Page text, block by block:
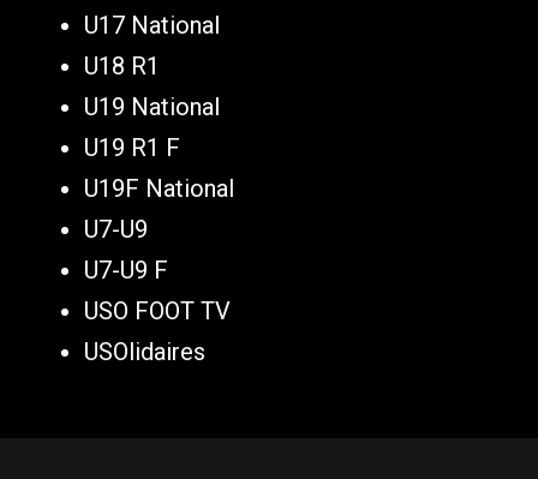
U17 National
U18 R1
U19 National
U19 R1 F
U19F National
U7-U9
U7-U9 F
USO FOOT TV
USOlidaires